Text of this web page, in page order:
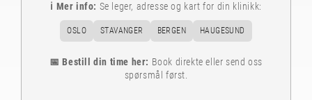
ℹ️ Mer info: Se leger, adresse og kart for din klinikk:
OSLO STAVANGER BERGEN HAUGESUND
📅 Bestill din time her: Book direkte eller send oss
spørsmål først.